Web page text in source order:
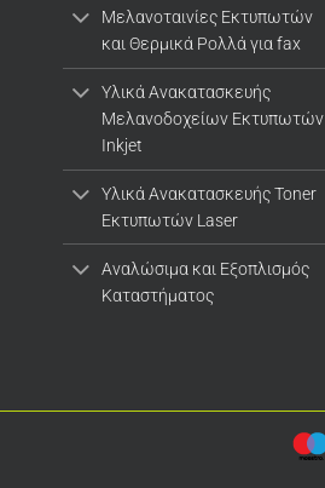
Μελανοταινίες Εκτυπωτών
και Θερμικά Ρολλά για fax
Υλικά Ανακατασκευής
Μελανοδοχείων Εκτυπωτών
Inkjet
Υλικά Ανακατασκευής Toner
Εκτυπωτών Laser
Αναλώσιμα και Εξοπλισμός
Καταστήματος